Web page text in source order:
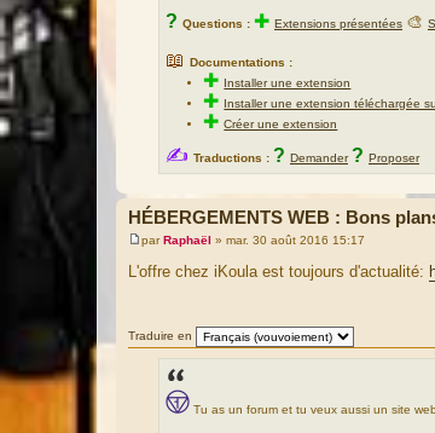
? Questions : ✚ Extensions présentées 🎨
📖 Documentations :
✚ Installer une extension
✚ Installer une extension téléchargée
✚Créer une extension
✍ Traductions : ? Demander ? Proposer
HÉBERGEMENTS WEB : Bons
M
s
e
parRaphaël » mar. 30 août 2016 15:17
L'offre chez iKoula est toujours d'actualité:
Traduire en
Tu as un forum et tu veux aussi un site